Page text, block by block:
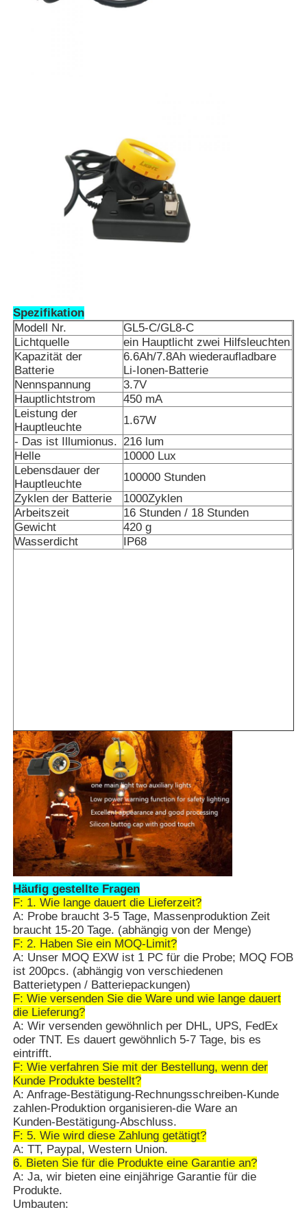
geführtes Warnlicht
Tragbare Energiespeicherstromversorgung
Spezifikation
Modell Nr.
GL5-C/GL8-C
Lichtquelle
ein Hauptlicht zwei Hilfsleuchten
Kapazität der
Batterie
6.6Ah/7.8Ah wiederaufladbare
Li-Ionen-Batterie
Nennspannung
3.7V
Hauptlichtstrom
450 mA
Leistung der
Hauptleuchte
1.67W
- Das ist Illumionus. 216 lum
Helle
10000 Lux
Lebensdauer der
Hauptleuchte
100000 Stunden
Zyklen der Batterie
1000Zyklen
Arbeitszeit
16 Stunden / 18 Stunden
Gewicht
420 g
Wasserdicht
IP68
Häufig gestellte Fragen
F: 1. Wie lange dauert die Lieferzeit?
A: Probe braucht 3-5 Tage, Massenproduktion Zeit
braucht 15-20 Tage. (abhängig von der Menge)
F: 2. Haben Sie ein MOQ-Limit?
A: Unser MOQ EXW ist 1 PC für die Probe; MOQ FOB
ist 200pcs. (abhängig von verschiedenen
Batterietypen / Batteriepackungen)
F: Wie versenden Sie die Ware und wie lange dauert
die Lieferung?
A: Wir versenden gewöhnlich per DHL, UPS, FedEx
oder TNT. Es dauert gewöhnlich 5-7 Tage, bis es
eintrifft.
F: Wie verfahren Sie mit der Bestellung, wenn der
Kunde Produkte bestellt?
A: Anfrage-Bestätigung-Rechnungsschreiben-Kunde
zahlen-Produktion organisieren-die Ware an
Kunden-Bestätigung-Abschluss.
F: 5. Wie wird diese Zahlung getätigt?
A: TT, Paypal, Western Union.
6. Bieten Sie für die Produkte eine Garantie an?
A: Ja, wir bieten eine einjährige Garantie für die
Produkte.
Umbauten: